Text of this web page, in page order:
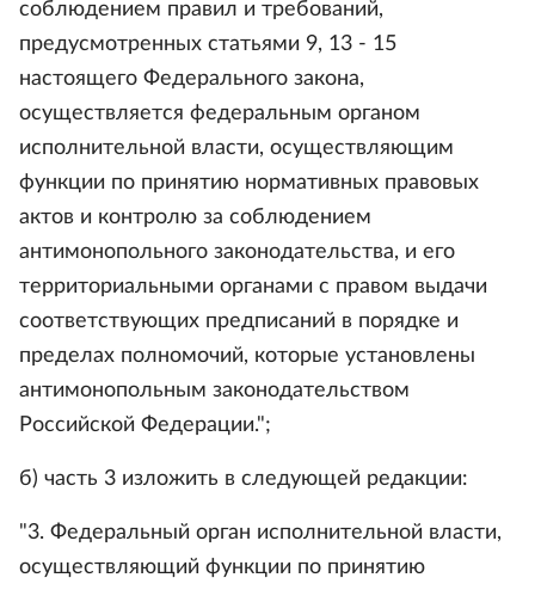
соблюдением правил и требований,
предусмотренных статьями 9, 13 - 15
настоящего Федерального закона,
осуществляется федеральным органом
исполнительной власти, осуществляющим
функции по принятию нормативных правовых
актов и контролю за соблюдением
антимонопольного законодательства, и его
территориальными органами с правом выдачи
соответствующих предписаний в порядке и
пределах полномочий, которые установлены
антимонопольным законодательством
Российской Федерации.";
б) часть 3 изложить в следующей редакции:
"3. Федеральный орган исполнительной власти,
осуществляющий функции по принятию